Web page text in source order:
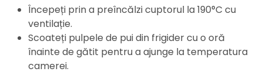
Începeți prin a preîncălzi cuptorul la 190°C cu
ventilație.
Scoateți pulpele de pui din frigider cu o oră
înainte de gătit pentru a ajunge la temperatura
camerei.